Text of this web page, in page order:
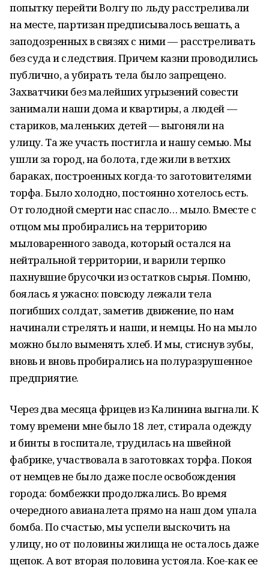
попытку перейти Волгу по льду расстреливали
на месте, партизан предписывалось вешать, а
заподозренных в связях с ними — расстреливать
без суда и следствия. Причем казни проводились
публично, а убирать тела было запрещено.
Захватчики без малейших угрызений совести
занимали наши дома и квартиры, а людей —
стариков, маленьких детей — выгоняли на
улицу. Та же участь постигла и нашу семью. Мы
ушли за город, на болота, где жили в ветхих
бараках, построенных когда-то заготовителями
торфа. Было холодно, постоянно хотелось есть.
От голодной смерти нас спасло… мыло. Вместе с
отцом мы пробирались на территорию
мыловаренного завода, который остался на
нейтральной территории, и варили терпко
пахнувшие брусочки из остатков сырья. Помню,
боялась я ужасно: повсюду лежали тела
погибших солдат, заметив движение, по нам
начинали стрелять и наши, и немцы. Но на мыло
можно было выменять хлеб. И мы, стиснув зубы,
вновь и вновь пробирались на полуразрушенное
предприятие.
Через два месяца фрицев из Калинина выгнали. К
тому времени мне было 18 лет, стирала одежду
и бинты в госпитале, трудилась на швейной
фабрике, участвовала в заготовках торфа. Покоя
от немцев не было даже после освобождения
города: бомбежки продолжались. Во время
очередного авианалета прямо на наш дом упала
бомба. По счастью, мы успели выскочить на
улицу, но от половины жилища не осталось даже
щепок. А вот вторая половина устояла. Кое-как ее